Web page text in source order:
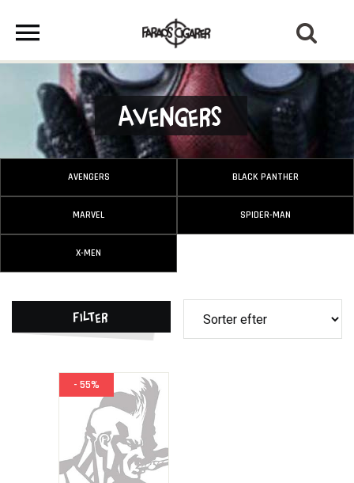
Avengers
AVENGERS BLACK PANTHER
MARVEL SPIDER-MAN
X-MEN
Filter
- 55%